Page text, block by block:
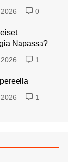
0
Napassa?
1
1